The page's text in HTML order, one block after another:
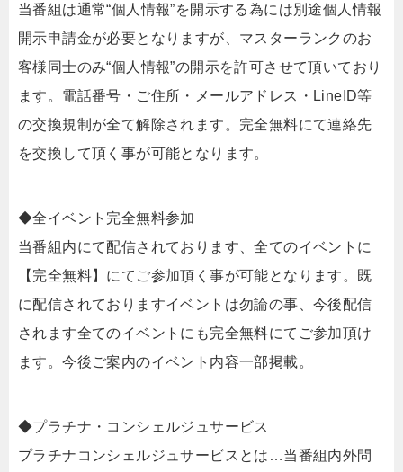
当番組は通常“個人情報”を開示する為には別途個人情報
開示申請金が必要となりますが、マスターランクのお
客様同士のみ“個人情報”の開示を許可させて頂いており
ます。電話番号・ご住所・メールアドレス・LineID等
の交換規制が全て解除されます。完全無料にて連絡先
を交換して頂く事が可能となります。
◆全イベント完全無料参加
当番組内にて配信されております、全てのイベントに
【完全無料】にてご参加頂く事が可能となります。既
に配信されておりますイベントは勿論の事、今後配信
されます全てのイベントにも完全無料にてご参加頂け
ます。今後ご案内のイベント内容一部掲載。
◆プラチナ・コンシェルジュサービス
プラチナコンシェルジュサービスとは…当番組内外問